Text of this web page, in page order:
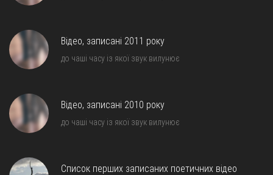
Відео, записані 2011 року
до чаші часу із якої звук вилунює
Відео, записані 2010 року
до чаші часу із якої звук вилунює
Список перших записаних поетичних відео